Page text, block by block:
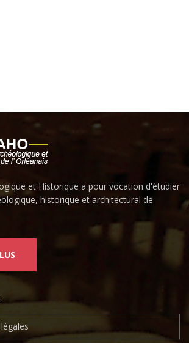
et Historique a pour vocation d'étudier
historique et architectural de